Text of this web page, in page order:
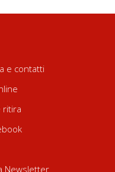
e contatti
ritira
Newsletter